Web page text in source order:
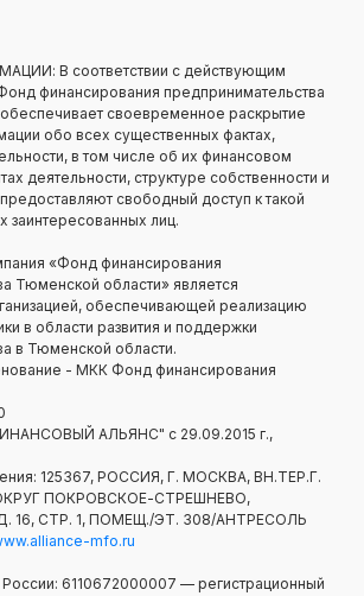
В соответствии с действующим
финансирования предпринимательства
своевременное раскрытие
обо всех существенных фактах,
в том числе об их финансовом
деятельности, структуре собственности и
свободный доступ к такой
заинтересованных лиц.
«Фонд финансирования
Тюменской области» является
обеспечивающей реализацию
в области развития и поддержки
в Тюменской области.
- МКК Фонд финансирования
АЛЬЯНС" с 29.09.2015 г.,
125367, РОССИЯ, Г. МОСКВА, ВН.ТЕР.Г.
ПОКРОВСКОЕ-СТРЕШНЕВО,
16, СТР. 1, ПОМЕЩ./ЭТ. 308/АНТРЕСОЛЬ
mfo.ru
России: 6110672000007 — регистрационный